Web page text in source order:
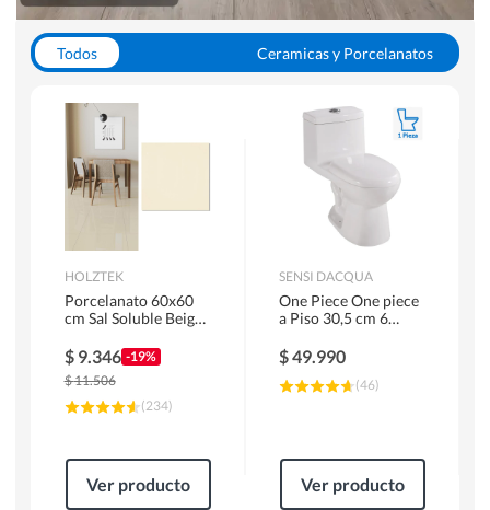
Todos
Ceramicas y Porcelanatos
WC y Sanitarios
Pisos Flotantes y Laminados
Pinturas
HOLZTEK
Porcelanato 60x60
cm Sal Soluble Beige
$ 9.346 -19%
$11.506
(234)
Ver producto
SENSI DACQUA
One Piece One piece
a Piso 30,5 cm 6
$49.990
(46)
Ver producto